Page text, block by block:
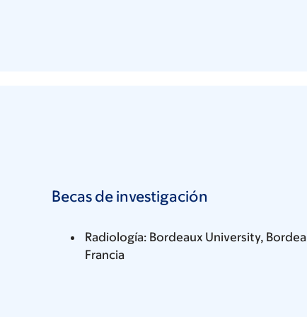
Becas de investigación
Radiología: Bordeaux University,
Francia